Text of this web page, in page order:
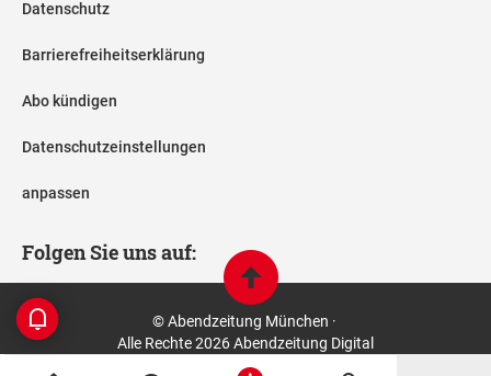
Datenschutz
Barrierefreiheitserklärung
Abo kündigen
Datenschutzeinstellungen
anpassen
Folgen Sie uns auf:
© Abendzeitung München ·
Alle Rechte 2026 Abendzeitung Digital